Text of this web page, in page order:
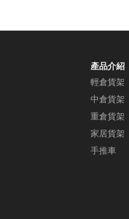
產品介紹
輕倉貨架
中倉貨架
重倉貨架
家居貨架
手推車